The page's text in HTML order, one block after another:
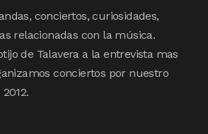
conciertos, curiosidades,
relacionadas con la música.
de Talavera a la entrevista mas
conciertos por nuestro